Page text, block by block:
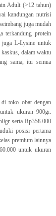
Adult (>12 tahun)
kandungan nutrisi
juga mudah
terkandung protein
juga L-Lysine untuk
dalam waktu
sama, itu semua
toko obat dengan
ukuran 900gr.
serta Rp358.000
posisi pertama
premium lainnya
untuk ukuran